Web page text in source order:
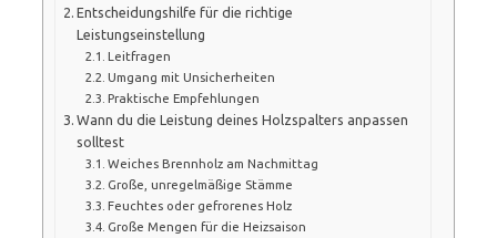
Entscheidungshilfe für die richtige
Leistungseinstellung
Leitfragen
Umgang mit Unsicherheiten
Praktische Empfehlungen
Wann du die Leistung deines Holzspalters anpassen
solltest
Weiches Brennholz am Nachmittag
Große, unregelmäßige Stämme
Feuchtes oder gefrorenes Holz
Große Mengen für die Heizsaison